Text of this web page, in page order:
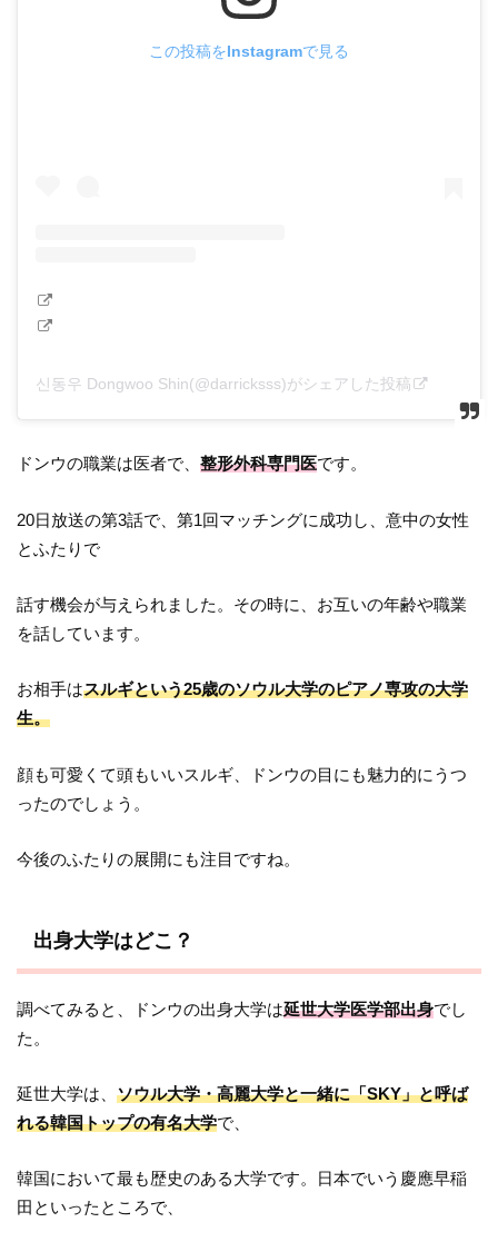
この投稿をInstagramで見る
신동우 Dongwoo Shin(@darricksss)がシェアした投稿
ドンウの職業は医者で、整形外科専門医です。
20日放送の第3話で、第1回マッチングに成功し、意中の女性
とふたりで
話す機会が与えられました。その時に、お互いの年齢や職業
を話しています。
お相手はスルギという25歳のソウル大学のピアノ専攻の大学
生。
顔も可愛くて頭もいいスルギ、ドンウの目にも魅力的にうつ
ったのでしょう。
今後のふたりの展開にも注目ですね。
出身大学はどこ？
調べてみると、ドンウの出身大学は延世大学医学部出身でし
た。
延世大学は、ソウル大学・高麗大学と一緒に「SKY」と呼ば
れる韓国トップの有名大学で、
韓国において最も歴史のある大学です。日本でいう慶應早稲
田といったところで、